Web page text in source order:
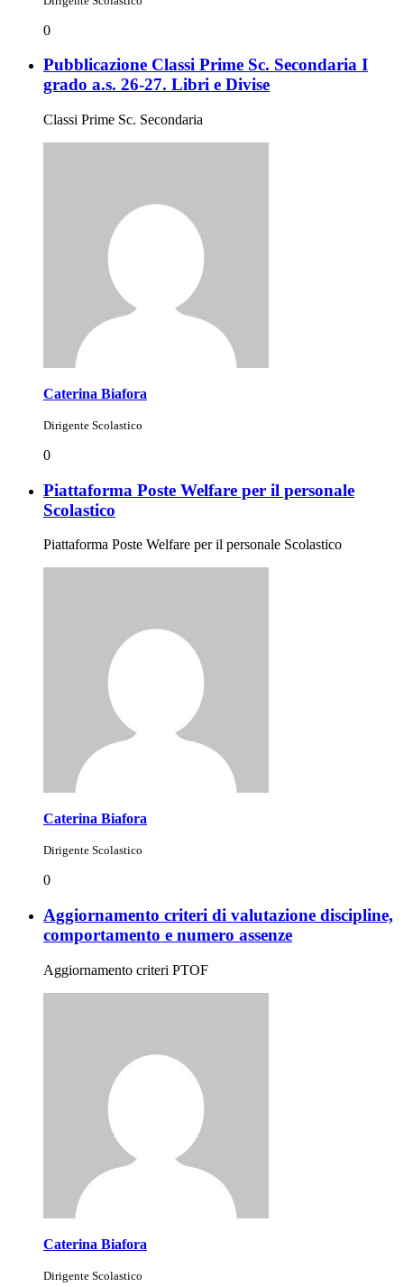
0
Pubblicazione Classi Prime Sc. Secondaria I
grado a.s. 26-27. Libri e Divise
Classi Prime Sc. Secondaria
Caterina Biafora
Dirigente Scolastico
0
Piattaforma Poste Welfare per il personale
Scolastico
Piattaforma Poste Welfare per il personale Scolastico
Caterina Biafora
Dirigente Scolastico
0
Aggiornamento criteri di valutazione discipline,
comportamento e numero assenze
Aggiornamento criteri PTOF
Caterina Biafora
Dirigente Scolastico